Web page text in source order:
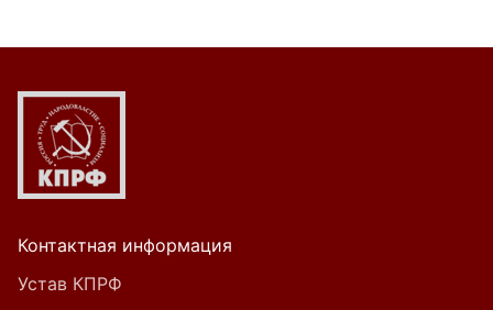
Контактная информация
Устав КПРФ